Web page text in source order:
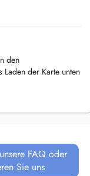
den
der Karte unten
FAQ oder
Sie uns